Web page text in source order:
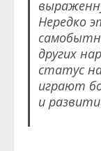
Нередко
других
статус
играют
и